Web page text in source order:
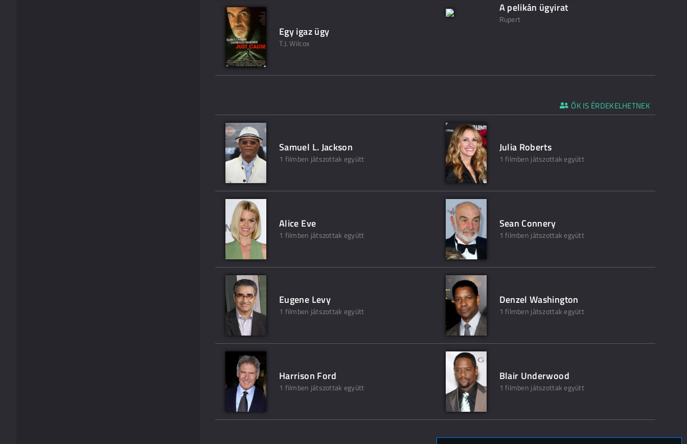
Egy igaz ügy
T.J. Wilcox
A pelikán ügyirat
Rupert
ŐK IS ÉRDEKELHETNEK
Samuel L. Jackson
1 filmben játszottak együtt
Julia Roberts
1 filmben játszottak együtt
Alice Eve
1 filmben játszottak együtt
Sean Connery
1 filmben játszottak együtt
Eugene Levy
1 filmben játszottak együtt
Denzel Washington
1 filmben játszottak együtt
Harrison Ford
1 filmben játszottak együtt
Blair Underwood
1 filmben játszottak együtt